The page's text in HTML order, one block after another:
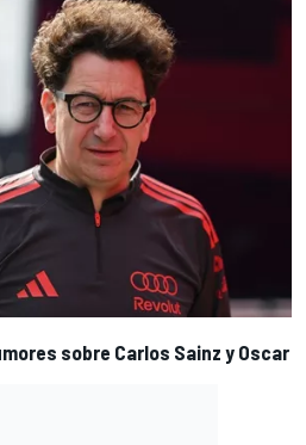
sobre Carlos Sainz y Oscar